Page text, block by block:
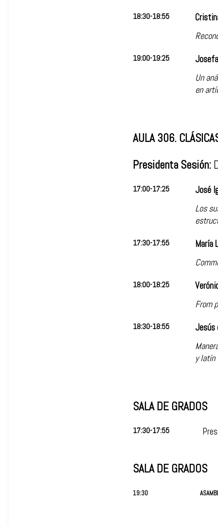
18:30-18:55
19:00-19:25
Un
en
AULA 306.
Presidenta Sesión:
17:00-17:25
José
Los
17:30-17:55
María
18:00-18:25
From
18:30-18:55
Jesús
y latín
SALA DE GRADOS
17:30-17:55
SALA DE GRADOS
19:30